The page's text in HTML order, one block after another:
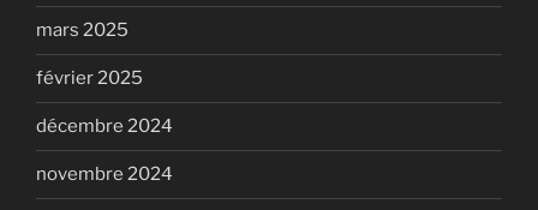
mars 2025
février 2025
décembre 2024
novembre 2024